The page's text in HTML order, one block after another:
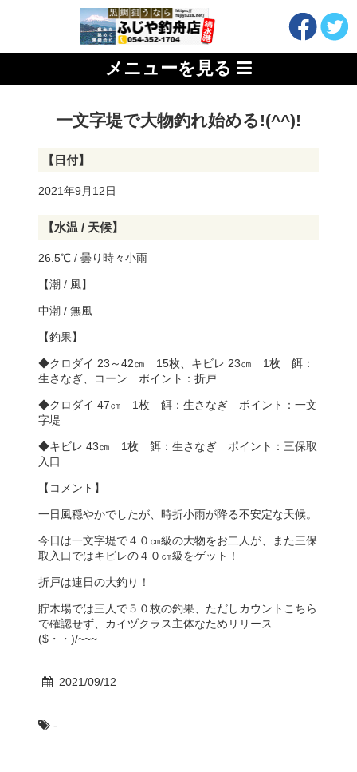
メニューを見る
一文字堤で大物釣れ始める!(^^)!
【日付】
2021年9月12日
【水温 / 天候】
26.5℃ / 曇り時々小雨
【潮 / 風】
中潮 / 無風
【釣果】
◆クロダイ 23～42㎝ 15枚、キビレ 23㎝ 1枚 餌：
生さなぎ、コーン ポイント：折戸
◆クロダイ 47㎝ 1枚 餌：生さなぎ ポイント：一文
字堤
◆キビレ 43㎝ 1枚 餌：生さなぎ ポイント：三保取
入口
【コメント】
一日風穏やかでしたが、時折小雨が降る不安定な天候。
今日は一文字堤で４０㎝級の大物をお二人が、また三保
取入口ではキビレの４０㎝級をゲット！
折戸は連日の大釣り！
貯木場では三人で５０枚の釣果、ただしカウントこちら
で確認せず、カイヅクラス主体なためリリース
($・・)/~~~
2021/09/12
-